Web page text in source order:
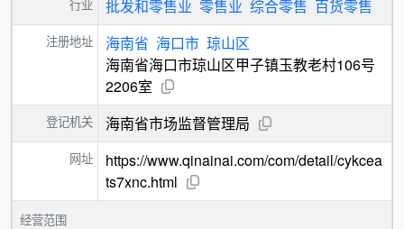
行业 批发和零售业 零售业 综合零售 百货零售
注册地址 海南省 海口市 琼山区
海南省海口市琼山区甲子镇玉教老村106号
2206室
登记机关 海南省市场监督管理局
网址
https://www.qinainai.com/com/detail/cykcea
ts7xnc.html
经营范围